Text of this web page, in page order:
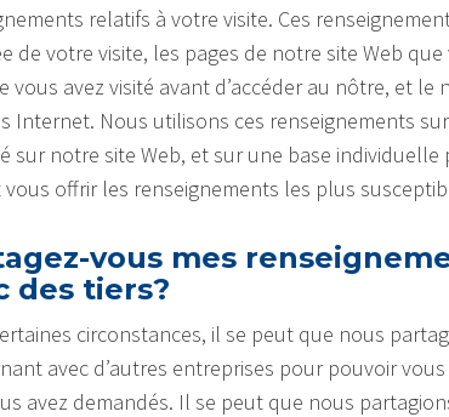
relatifs à votre visite. Ces
de votre visite, les pages de notre site Web
vous avez visité avant d’accéder au nôtre, et
Internet. Nous utilisons ces renseignements
sur notre site Web, et sur une base
offrir les renseignements les plus
vous mes
des tiers?
circonstances, il se peut que nous
avec d’autres entreprises pour pouvoir
avez demandés. Il se peut que nous